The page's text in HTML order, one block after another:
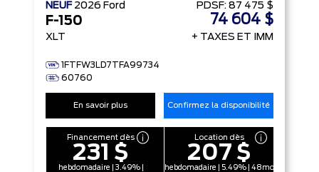
NEUF 2026 Ford
F-150
XLT
1FTFW3LD7TFA99734
60760
PDSF: 87 475 $
74 604 $
+ TAXES ET IMM
En savoir plus Confirmez la disponibilité
Financement dès
231 $
hebdomadaire | 3.49% |
Location dès
207 $
hebdomadaire | 5.49% | 48mo